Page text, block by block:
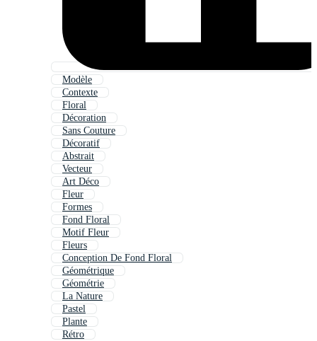
Modèle
Contexte
Floral
Décoration
Sans Couture
Décoratif
Abstrait
Vecteur
Art Déco
Fleur
Formes
Fond Floral
Motif Fleur
Fleurs
Conception De Fond Floral
Géométrique
Géométrie
La Nature
Pastel
Plante
Rétro